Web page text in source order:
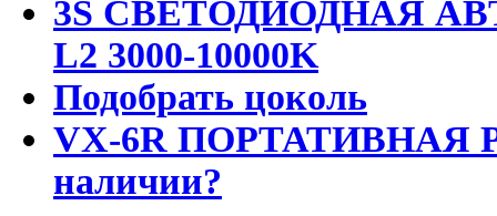
3S СВЕТОДИОДНАЯ
L2 3000-10000K
Подобрать цоколь
VX-6R ПОРТАТИВНАЯ
наличии?